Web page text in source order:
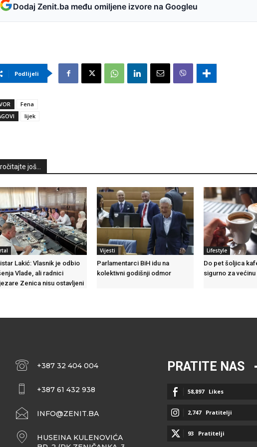
Dodaj Zenit.ba među omiljene izvore na Googleu
Podlijeli
Fena
lijek
još...
Lakić: Vlasnik je odbio
Vlade, ali radnici
Zenica nisu ostavljeni
Vijesti
Parlamentarci BiH idu na
kolektivni godišnji odmor
Lifestyle
Do pet šoljica
sigurno za
+387 32 404 004
+387 61 432 938
INFO@ZENIT.BA
HUSEINA KULENOVIĆA
PRATITE NAS
58,897 Likes
2,747 Pratitelji
93 Pratitelji